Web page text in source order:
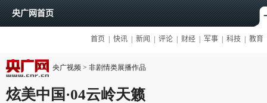
央广视频 > 非剧情类展播作品
炫美中国·04云岭天籁